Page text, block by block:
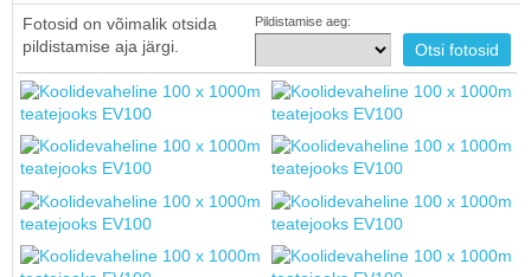
Fotosid on võimalik otsida
pildistamise aja järgi.
Pildistamise aeg: